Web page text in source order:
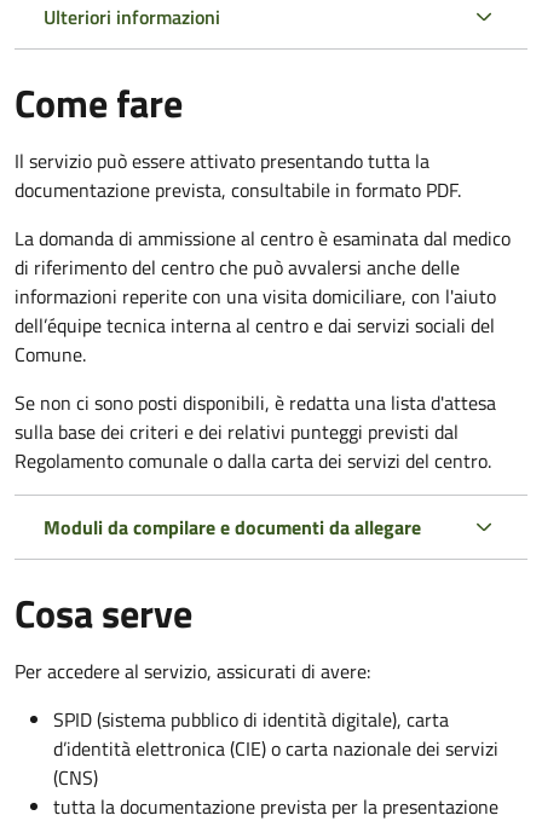
Ulteriori informazioni
Come fare
Il servizio può essere attivato presentando tutta la
documentazione prevista, consultabile in formato PDF.
La domanda di ammissione al centro è esaminata dal medico
di riferimento del centro che può avvalersi anche delle
informazioni reperite con una visita domiciliare, con l'aiuto
dell’équipe tecnica interna al centro e dai servizi sociali del
Comune.
Se non ci sono posti disponibili, è redatta una lista d'attesa
sulla base dei criteri e dei relativi punteggi previsti dal
Regolamento comunale o dalla carta dei servizi del centro.
Moduli da compilare e documenti da allegare
Cosa serve
Per accedere al servizio, assicurati di avere:
SPID (sistema pubblico di identità digitale), carta
d’identità elettronica (CIE) o carta nazionale dei servizi
(CNS)
tutta la documentazione prevista per la presentazione